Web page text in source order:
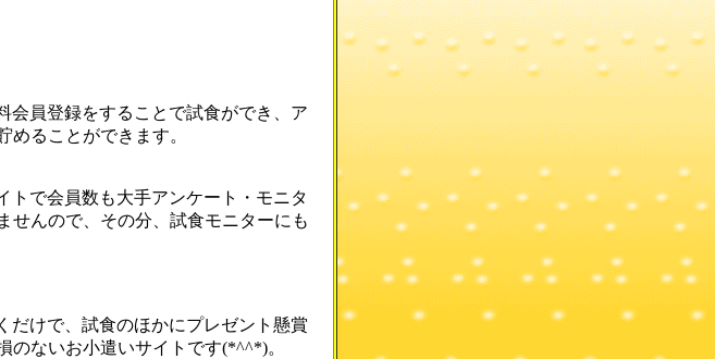
会員登録をすることで試食ができ、ア
めることができます。
トで会員数も大手アンケート・モニタ
せんので、その分、試食モニターにも
だけで、試食のほかにプレゼント懸賞
のないお小遣いサイトです(*^^*)。